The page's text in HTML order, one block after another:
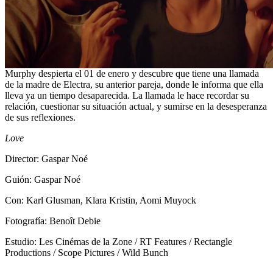
Murphy despierta el 01 de enero y descubre que tiene una llamada
de la madre de Electra, su anterior pareja, donde le informa que ella
lleva ya un tiempo desaparecida. La llamada le hace recordar su
relación, cuestionar su situación actual, y sumirse en la desesperanza
de sus reflexiones.
Love
Director: Gaspar Noé
Guión: Gaspar Noé
Con: Karl Glusman, Klara Kristin, Aomi Muyock
Fotografía: Benoît Debie
Estudio: Les Cinémas de la Zone / RT Features / Rectangle
Productions / Scope Pictures / Wild Bunch